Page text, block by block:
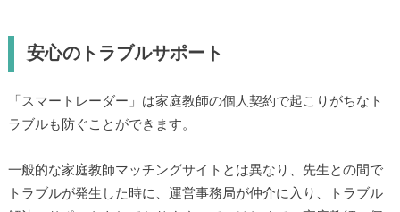
安心のトラブルサポート
「スマートレーダー」は家庭教師の個人契約で起こりがちなト
ラブルも防ぐことができます。
一般的な家庭教師マッチングサイトとは異なり、先生との間で
トラブルが発生した時に、運営事務局が仲介に入り、トラブル